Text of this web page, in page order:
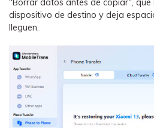
"Borrar datos antes de copiar",
dispositivo de destino y deja
lleguen.